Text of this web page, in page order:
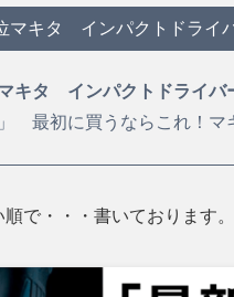
マキタ インパクトドライ
キタ インパクトドライバ
最初に買うならこれ！
で・・・書いております。